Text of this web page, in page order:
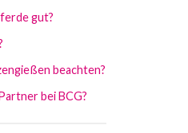
gut?
beachten?
bei BCG?